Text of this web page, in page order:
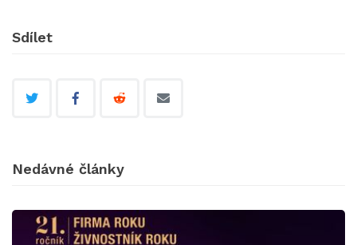
Sdílet
Nedávné články